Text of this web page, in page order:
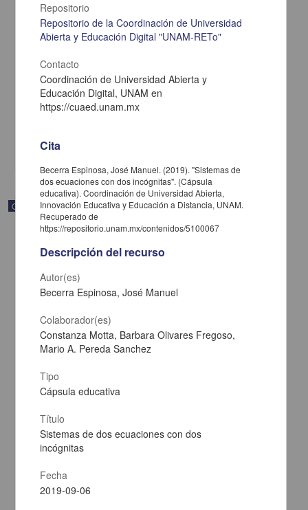
Sistemas de desigualdades
Becerra Espinosa, José Manuel - Coordinación de Universidad
Abierta y Educación a Distancia, UNAM; Dirección General de la
Escuela Nacional Preparatoria, UNAM
Objeto de aprendizaje
Becerra Espinosa, José Manuel - Coordinación de Universidad
Abierta y Educación a Distancia, UNAM; Dirección General de la
Escuela Nacional Preparatoria, UNAM
2019-09-06
Multidisciplina
Repositorio
Repositorio de la Coordinación de Universidad
Abierta y Educación Digital "UNAM-RETo"
Contacto
Coordinación de Universidad Abierta y
Educación Digital, UNAM en
https://cuaed.unam.mx
Cita
Becerra Espinosa, José Manuel. (2019). "Sistemas de
dos ecuaciones con dos incógnitas". (Cápsula
educativa). Coordinación de Universidad Abierta,
Innovación Educativa y Educación a Distancia, UNAM.
Recuperado de
https://repositorio.unam.mx/contenidos/5100067
Descripción del recurso
Autor(es)
Becerra Espinosa, José Manuel
Colaborador(es)
Constanza Motta, Barbara Olivares Fregoso,
Mario A. Pereda Sanchez
Tipo
Cápsula educativa
Título
Sistemas de dos ecuaciones con dos
incógnitas
Fecha
2019-09-06